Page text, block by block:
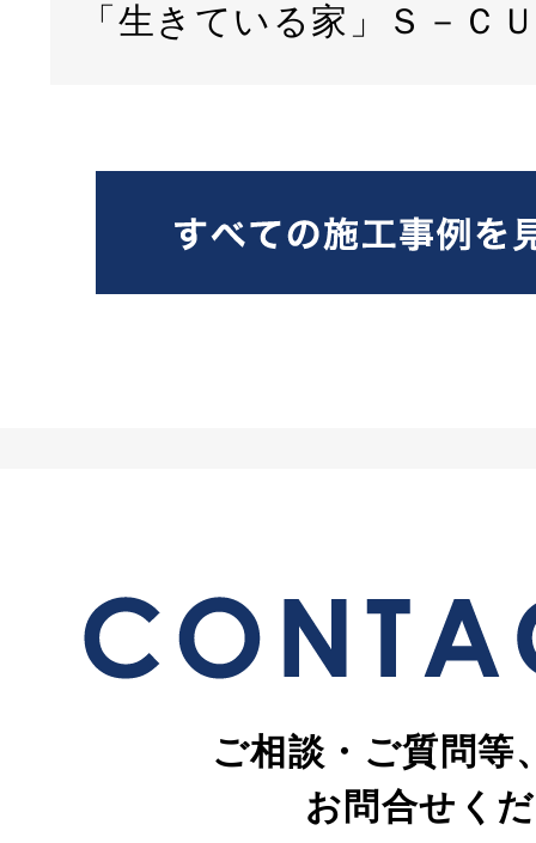
「生きている家」Ｓ－Ｃ
ご相談・ご質問等
お問合せく